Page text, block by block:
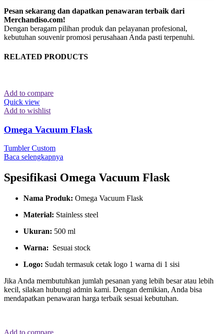
Pesan sekarang dan dapatkan penawaran terbaik dari
Merchandiso.com!
Dengan beragam pilihan produk dan pelayanan profesional,
kebutuhan souvenir promosi perusahaan Anda pasti terpenuhi.
RELATED PRODUCTS
Add to compare
Quick view
Add to wishlist
Omega Vacuum Flask
Tumbler Custom
Baca selengkapnya
Spesifikasi Omega Vacuum Flask
Nama Produk: Omega Vacuum Flask
Material: Stainless steel
Ukuran: 500 ml
Warna: Sesuai stock
Logo: Sudah termasuk cetak logo 1 warna di 1 sisi
Jika Anda membutuhkan jumlah pesanan yang lebih besar atau lebih
kecil, silakan hubungi admin kami. Dengan demikian, Anda bisa
mendapatkan penawaran harga terbaik sesuai kebutuhan.
Add to compare